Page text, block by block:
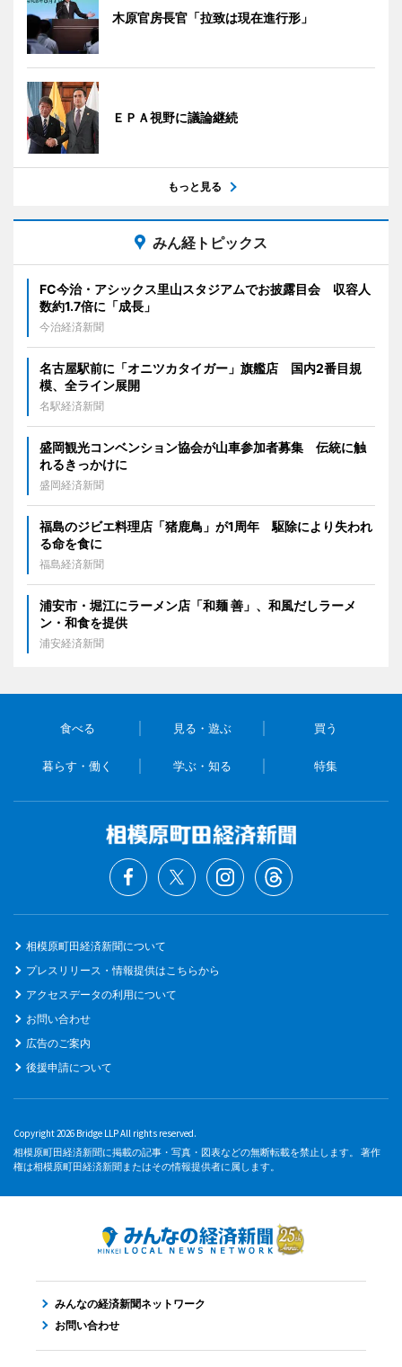
木原官房長官「拉致は現在進行形」
ＥＰＡ視野に議論継続
もっと見る
みん経トピックス
FC今治・アシックス里山スタジアムでお披露目会 収容人
数約1.7倍に「成長」
今治経済新聞
名古屋駅前に「オニツカタイガー」旗艦店 国内2番目規
模、全ライン展開
名駅経済新聞
盛岡観光コンベンション協会が山車参加者募集 伝統に触
れるきっかけに
盛岡経済新聞
福島のジビエ料理店「猪鹿鳥」が1周年 駆除により失われ
る命を食に
福島経済新聞
浦安市・堀江にラーメン店「和麺 善」、和風だしラーメ
ン・和食を提供
浦安経済新聞
食べる 見る・遊ぶ 買う
暮らす・働く 学ぶ・知る 特集
相模原町田経済新聞について
プレスリリース・情報提供はこちらから
アクセスデータの利用について
お問い合わせ
広告のご案内
後援申請について
Copyright 2026 Bridge LLP All rights reserved.
相模原町田経済新聞に掲載の記事・写真・図表などの無断転載を禁止します。 著作
権は相模原町田経済新聞またはその情報提供者に属します。
みんなの経済新聞ネットワーク
お問い合わせ